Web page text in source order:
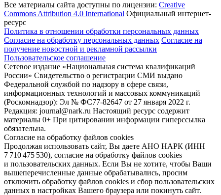
Все материалы сайта доступны по лицензии: Creative
Commons Attribution 4.0 International Официальный интернет-
ресурс
Политика в отношении обработки персональных данных
Согласие на обработку персональных данных Согласие на
получение новостной и рекламной рассылки
Пользовательское соглашение
Сетевое издание «Национальная система квалификаций
России» Свидетельство о регистрации СМИ выдано
Федеральной службой по надзору в сфере связи,
информационных технологий и массовых коммуникаций
(Роскомнадзор): Эл № ФС77-82647 от 27 января 2022 г.
Редакция: journal@nark.ru Настоящий ресурс содержит
материалы 0+ При цитировании информации гиперссылка
обязательна.
Согласие на обработку файлов cookies
Продолжая использовать сайт, Вы даете АНО НАРК (ИНН
7 710 475 530), согласие на обработку файлов cookies
и пользовательских данных. Если Вы не хотите, чтобы Ваши
вышеперечисленные данные обрабатывались, просим
отключить обработку файлов cookies и сбор пользовательских
данных в настройках Вашего браузера или покинуть сайт.